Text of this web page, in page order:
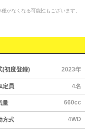
がなくなる可能性もございます。
(初度登録) 2023年
定員 4名
量 660cc
方式 4WD